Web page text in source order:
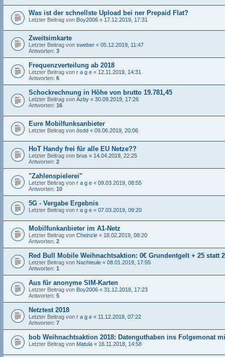
Was ist der schnellste Upload bei ner Prepaid Flat?
Letzter Beitrag von Boy2006 « 17.12.2019, 17:31
Zweitsimkarte
Letzter Beitrag von sweber « 05.12.2019, 11:47
Antworten: 3
Frequenzverteilung ab 2018
Letzter Beitrag von r a g e « 12.11.2019, 14:31
Antworten: 6
Schockrechnung in Höhe von brutto 19.781,45
Letzter Beitrag von Azby « 30.09.2019, 17:26
Antworten: 16
Eure Mobilfunksanbieter
Letzter Beitrag von ösdd « 09.06.2019, 20:06
HoT Handy frei für alle EU Netze??
Letzter Beitrag von brus « 14.04.2019, 22:25
Antworten: 2
"Zahlenspielerei"
Letzter Beitrag von r a g e « 09.03.2019, 08:55
Antworten: 10
5G - Vergabe Ergebnis
Letzter Beitrag von r a g e « 07.03.2019, 09:20
Mobilfunkanbieter im A1-Netz
Letzter Beitrag von Cheinzle « 18.02.2019, 08:20
Antworten: 2
Red Bull Mobile Weihnachtsaktion: 0€ Grundentgelt + 25 statt
Letzter Beitrag von Nachteule « 08.01.2019, 17:55
Antworten: 1
Aus für anonyme SIM-Karten
Letzter Beitrag von Boy2006 « 31.12.2018, 17:23
Antworten: 5
Netztest 2018
Letzter Beitrag von r a g e « 11.12.2018, 07:22
Antworten: 7
bob Weihnachtsaktion 2018: Datenguthaben ins Folgemonat
Letzter Beitrag von Matula « 16.11.2018, 14:58